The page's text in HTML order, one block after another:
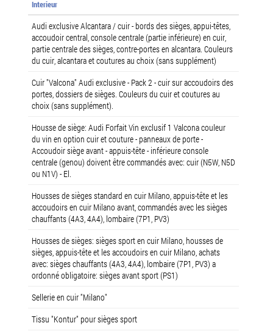
Interieur
Audi exclusive Alcantara / cuir - bords des sièges, appui-têtes,
accoudoir central, console centrale (partie inférieure) en cuir,
partie centrale des sièges, contre-portes en alcantara. Couleurs
du cuir, alcantara et coutures au choix (sans supplément)
Cuir "Valcona" Audi exclusive - Pack 2 - cuir sur accoudoirs des
portes, dossiers de sièges. Couleurs du cuir et coutures au
choix (sans supplément).
Housse de siège: Audi Forfait Vin exclusif 1 Valcona couleur
du vin en option cuir et couture - panneaux de porte -
Accoudoir siège avant - appuis-tête - inférieure console
centrale (genou) doivent être commandés avec: cuir (N5W, N5D
ou N1V) - El.
Housses de sièges standard en cuir Milano, appuis-tête et les
accoudoirs en cuir Milano avant, commandés avec les sièges
chauffants (4A3, 4A4), lombaire (7P1, PV3)
Housses de sièges: sièges sport en cuir Milano, housses de
sièges, appuis-tête et les accoudoirs en cuir Milano, achats
avec: sièges chauffants (4A3, 4A4), lombaire (7P1, PV3) a
ordonné obligatoire: sièges avant sport (PS1)
Sellerie en cuir "Milano"
Tissu "Kontur" pour sièges sport